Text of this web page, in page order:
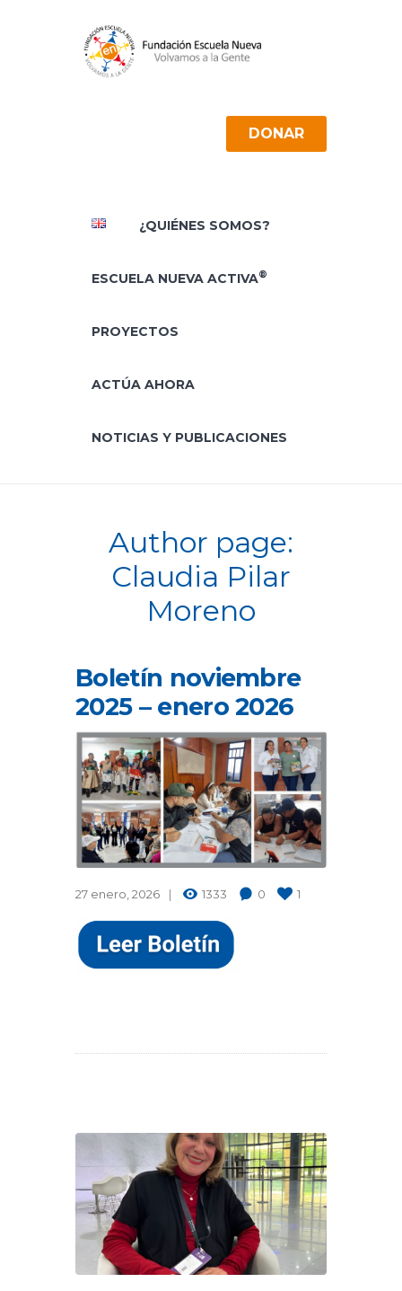
DONAR
¿QUIÉNES SOMOS?
ESCUELA NUEVA ACTIVA®
PROYECTOS
ACTÚA AHORA
NOTICIAS Y PUBLICACIONES
Author page:
Claudia Pilar
Moreno
Boletín noviembre
2025 – enero 2026
27 enero, 2026 1333 0 1